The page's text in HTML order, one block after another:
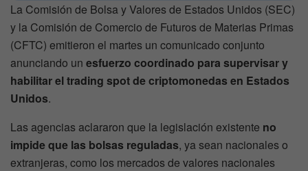
La Comisión de Bolsa y Valores de Estados Unidos (SEC)
y la Comisión de Comercio de Futuros de Materias Primas
(CFTC) emitieron el martes un comunicado conjunto
anunciando un esfuerzo coordinado para supervisar y
habilitar el trading spot de criptomonedas en Estados
Unidos.
Las agencias aclararon que la legislación existente no
impide que las bolsas reguladas, ya sean nacionales o
extranjeras, como los mercados de valores nacionales